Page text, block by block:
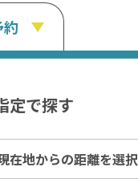
約
定で探す
在地からの距離を選択